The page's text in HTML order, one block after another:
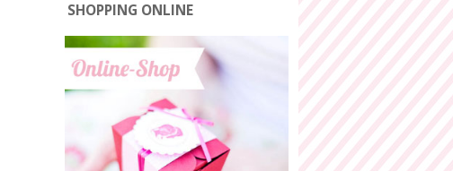
SHOPPING ONLINE